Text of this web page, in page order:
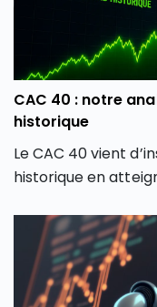
CAC 40 : notre
historique
Le CAC 40 vient
historique en
parisien semble
haussière en
février 2026.
CAC 40 ? Quels